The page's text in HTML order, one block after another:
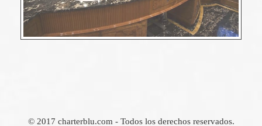
© 2017 charterblu.com - Todos los derechos reservados.